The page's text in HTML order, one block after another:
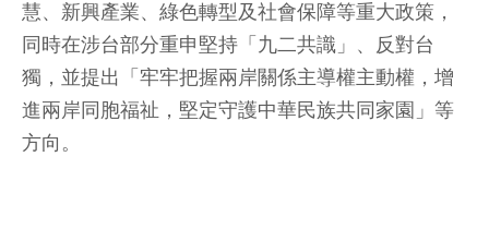
慧、新興產業、綠色轉型及社會保障等重大政策，
同時在涉台部分重申堅持「九二共識」、反對台
獨，並提出「牢牢把握兩岸關係主導權主動權，增
進兩岸同胞福祉，堅定守護中華民族共同家園」等
方向。